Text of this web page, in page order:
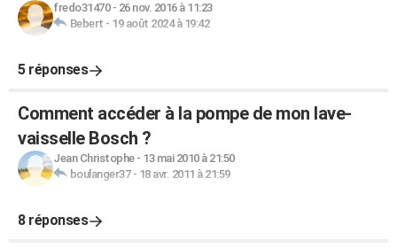
fredo31470- 26 nov. 2016 à 11:23
Bebert - 19 août 2024 à 19:42
5 réponses
Comment accéder à la pompe de mon lave-
vaisselle Bosch ?
Jean Christophe- 13 mai 2010 à 21:50
boulanger37- 18 avr. 2011 à 21:59
8 réponses